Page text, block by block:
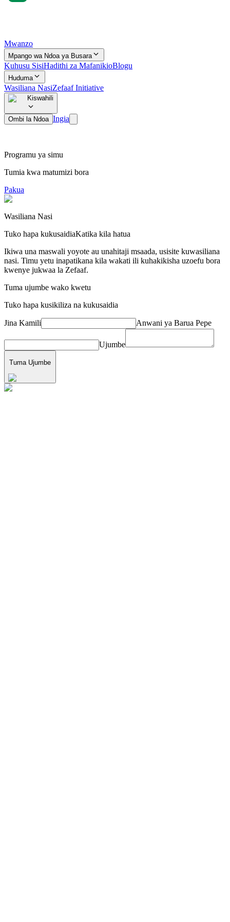
Mwanzo
Mpango wa Ndoa ya Busara
Kuhusu SisiHadithi za MafanikioBlogu
Huduma
Wasiliana NasiZefaaf Initiative
Kiswahili
Ombi la Ndoa Ingia
Programu ya simu
Tumia kwa matumizi bora
Pakua
Wasiliana Nasi
Tuko hapa kukusaidiaKatika kila hatua
Ikiwa una maswali yoyote au unahitaji msaada, usisite kuwasiliana
nasi. Timu yetu inapatikana kila wakati ili kuhakikisha uzoefu bora
kwenye jukwaa la Zefaaf.
Tuma ujumbe wako kwetu
Tuko hapa kusikiliza na kukusaidia
Jina Kamili Anwani ya Barua Pepe
Ujumbe
Tuma Ujumbe